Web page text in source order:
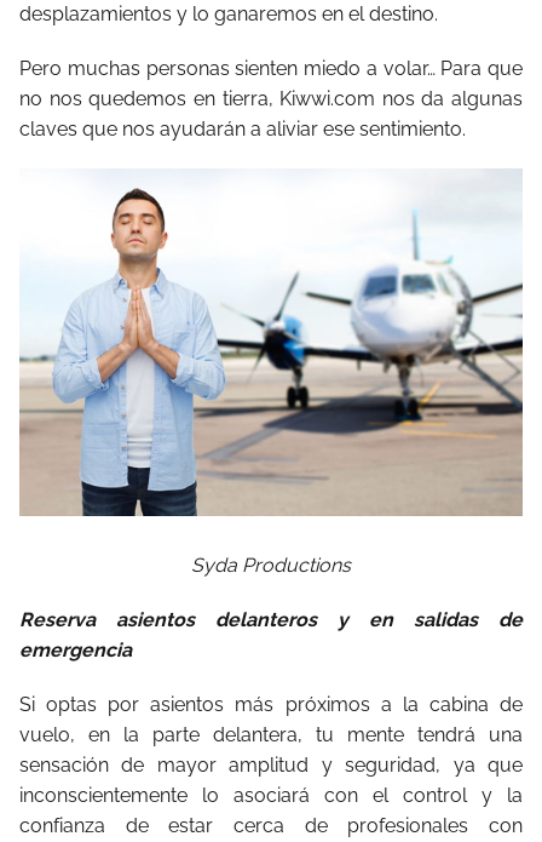
desplazamientos y lo ganaremos en el destino.
Pero muchas personas sienten miedo a volar… Para que
no nos quedemos en tierra, Kiwwi.com nos da algunas
claves que nos ayudarán a aliviar ese sentimiento.
Syda Productions
Reserva asientos delanteros y en salidas de
emergencia
Si optas por asientos más próximos a la cabina de
vuelo, en la parte delantera, tu mente tendrá una
sensación de mayor amplitud y seguridad, ya que
inconscientemente lo asociará con el control y la
confianza de estar cerca de profesionales con